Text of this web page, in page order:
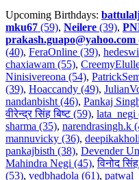
Upcoming Birthdays:
mku67 (59), Neilere (39),
prakash.guapo@yahoo.com
(40), FeraOnline (39),
chaxiawam (55),
Ninisivereona (54),
(39), Hoaccandy (49),
nandanbisht (46), Pankaj
वीरेन्द्र सिंह बिष्ट (59), lata_negi
sharma (35), narendrasingh.k
mannuvicky (36),
pankajbisth (38), Devender
Mahindra Negi (45),विनोद
(53), vedbhadola (61),